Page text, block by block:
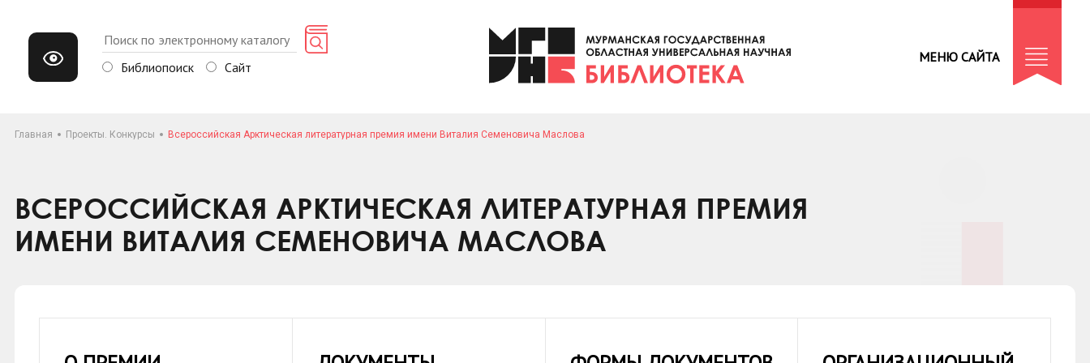
Библиопоиск Сайт
МЕНЮ САЙТА
Главная Проекты. Конкурсы Всероссийская Арктическая литературная премия имени Виталия Семеновича Маслова
ВСЕРОССИЙСКАЯ АРКТИЧЕСКАЯ ЛИТЕРАТУРНАЯ ПРЕМИЯ
ИМЕНИ ВИТАЛИЯ СЕМЕНОВИЧА МАСЛОВА